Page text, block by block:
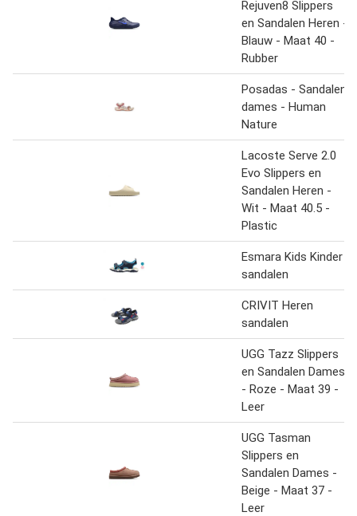
Rejuven8 Slippers
en Sandalen Heren -
Blauw - Maat 40 -
Rubber
Posadas - Sandalen
dames - Human
Nature
Lacoste Serve 2.0
Evo Slippers en
Sandalen Heren -
Wit - Maat 40.5 -
Plastic
Esmara Kids Kinder
sandalen
CRIVIT Heren
sandalen
UGG Tazz Slippers
en Sandalen Dames
- Roze - Maat 39 -
Leer
UGG Tasman
Slippers en
Sandalen Dames -
Beige - Maat 37 -
Leer